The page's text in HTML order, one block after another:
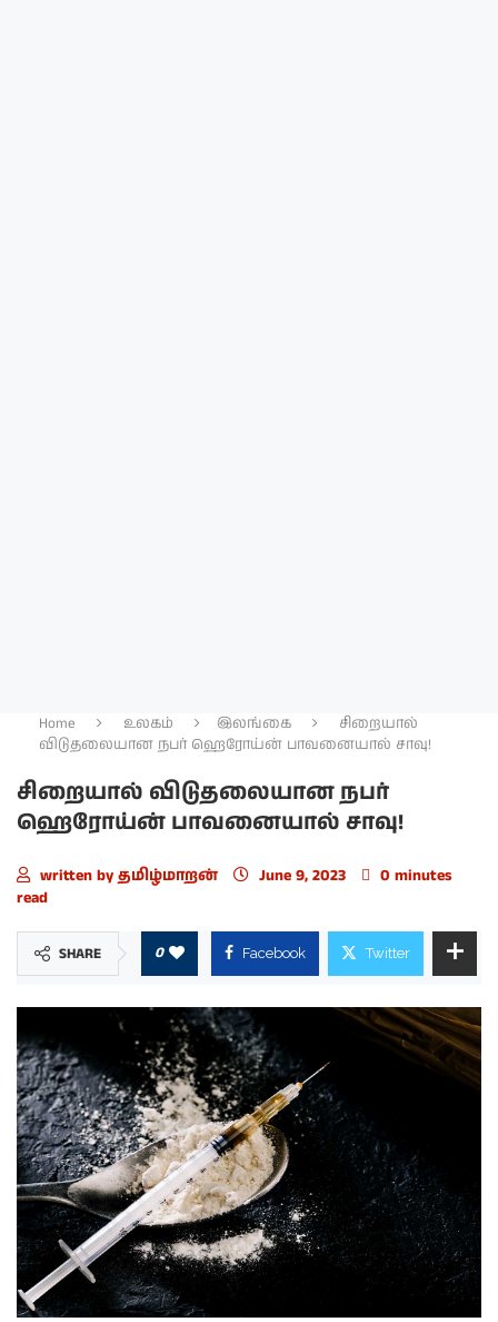
Home உலகம் இலங்கை
சிறையால்
விடுதலையான நபர் ஹெரோய்ன் பாவனையால் சாவு!
சிறையால் விடுதலையான நபர்
ஹெரோய்ன் பாவனையால் சாவு!
written by தமிழ்மாறன் June 9, 2023
0 minutes
read
SHARE 0 Facebook Twitter